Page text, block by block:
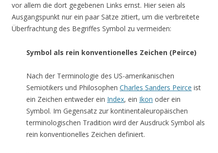
vor allem die dort gegebenen Links ernst. Hier seien als
Ausgangspunkt nur ein paar Sätze zitiert, um die verbreitete
Überfrachtung des Begriffes Symbol zu vermeiden:
Symbol als rein konventionelles Zeichen (Peirce)
Nach der Terminologie des US-amerikanischen
Semiotikers und Philosophen Charles Sanders Peirce ist
ein Zeichen entweder ein Index, ein Ikon oder ein
Symbol. Im Gegensatz zur kontinentaleuropäischen
terminologischen Tradition wird der Ausdruck Symbol als
rein konventionelles Zeichen definiert.